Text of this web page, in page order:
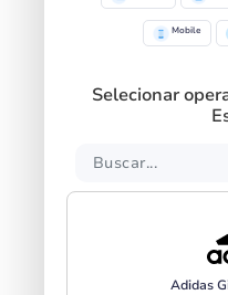
Mobile
Selecionar
Adidas